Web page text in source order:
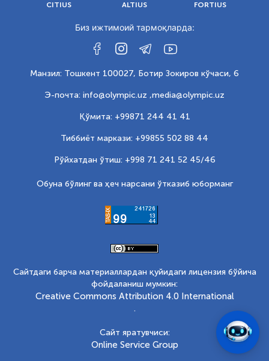
CITIUS ALTIUS FORTIUS
Биз ижтимоий тармоқларда:
Манзил: Тошкент 100027, Ботир Зокиров кўчаси, 6
Э-почта: info@olympic.uz ,media@olympic.uz
Қўмита: +99871 244 41 41
Тиббиёт маркази: +99855 502 88 44
Рўйхатдан ўтиш: +998 71 241 52 45/46
Обуна бўлинг ва ҳеч нарсани ўтказиб юборманг
Сайтдаги барча материаллардан қуйидаги лицензия бўйича
фойдаланиш мумкин:
Creative Commons Attribution 4.0 International
.
Сайт яратувчиси:
Online Service Group